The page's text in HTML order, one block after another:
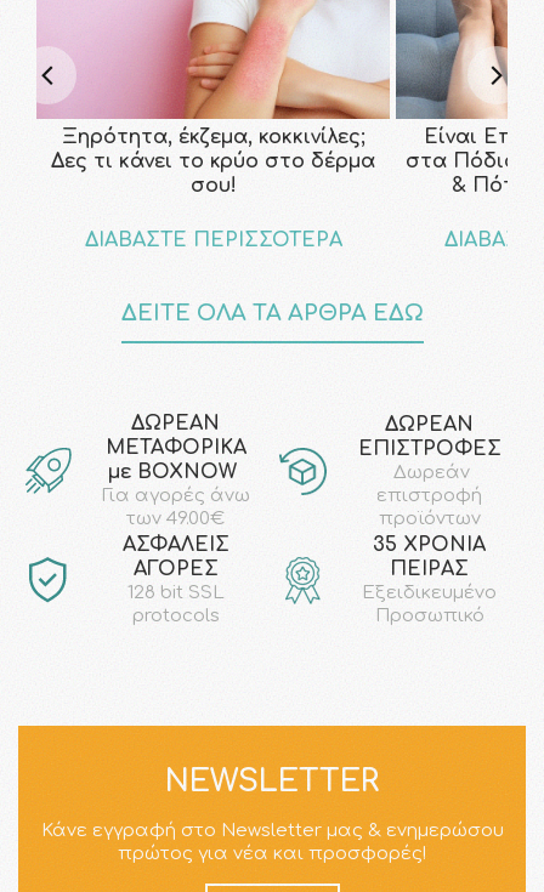
Ξηρότητα, έκζεμα, κοκκινίλες;
Δες τι κάνει το κρύο στο δέρμα
σου!
ΔΙΑΒΑΣΤΕ ΠΕΡΙΣΣΟΤΕΡΑ
Είναι
στα Πόδια;
& Πότε
ΔΕΙΤΕ ΟΛΑ ΤΑ ΑΡΘΡΑ ΕΔΩ
ΔΩΡΕΑΝ
ΜΕΤΑΦΟΡΙΚΑ
με ΒΟΧΝΟW
Για αγορές άνω
των 49.00€
ΔΩΡΕΑΝ
ΕΠΙΣΤΡΟΦΕΣ
Δωρεάν
επιστροφή
προϊόντων
AΣΦΑΛΕΙΣ
ΑΓΟΡΕΣ
128 bit SSL
protocols
35 ΧΡΟΝΙΑ
ΠΕΙΡΑΣ
Εξειδικευμένο
Προσωπικό
NEWSLETTER
Κάνε εγγραφή στο Newsletter μας & ενημερώσου
πρώτος για νέα και προσφορές!